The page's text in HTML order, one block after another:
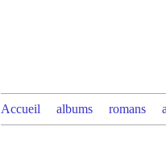
Accueil albums romans